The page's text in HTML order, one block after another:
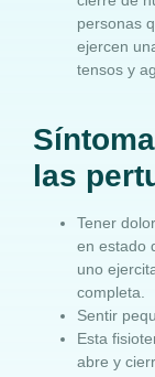
personas
ejercen
tensos y
las
Tener
en estado
uno
completa.
Sentir
Esta
abre y